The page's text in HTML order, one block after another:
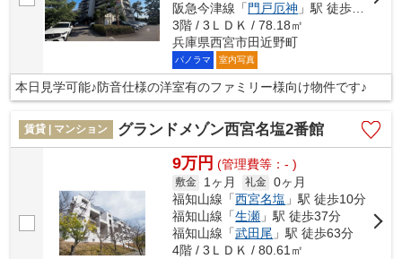
阪急今津線「 門戸厄神 」駅 徒歩35分
3階 / 3ＬＤＫ / 78.18㎡
兵庫県西宮市田近野町
パノラマ 室内写真
本日見学可能♪防音仕様の洋室有のファミリー様向け物件です♪
賃貸 | マンション グランドメゾン西宮名塩2番館
9万円 (管理費等：- )
敷金 1ヶ月 礼金 0ヶ月
福知山線「西宮名塩 」駅 徒歩10分
福知山線「生瀬 」駅 徒歩37分
福知山線「武田尾 」駅 徒歩63分
4階 / 3ＬＤＫ / 80.61㎡